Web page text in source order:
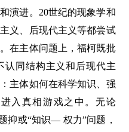
演进。20世纪的现象学和
义、后现代主义等都尝试
在主体问题上，福柯既批
认同结构主义和后现代主
主体如何在科学知识、强
入真相游戏之中。无论
抑或“知识— 权力”问题，